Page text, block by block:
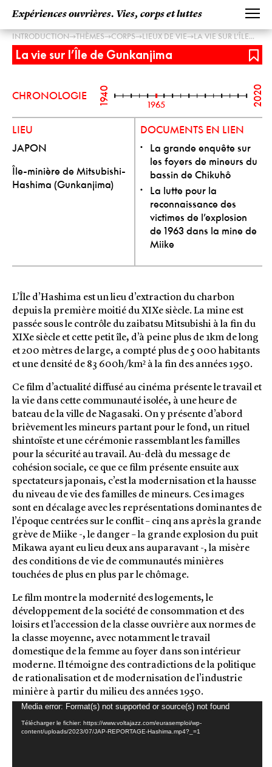
Expériences ouvrières. Vies, corps et luttes
INTRODUCTION→THÈMES→CORPS→LIEUX DE VIE→LA VIE SUR L’ÎLE...
La vie sur l’Île de Gunkanjima
CHRONOLOGIE 1940 1965 2020
LIEU
JAPON
Île-minière de Mitsubishi-
Hashima (Gunkanjima)
DOCUMENTS EN LIEN
La grande enquête sur
les foyers de mineurs du
bassin de Chikuhô
La lutte pour la
reconnaissance des
victimes de l’explosion
de 1963 dans la mine de
Miike
L’Île d’Hashima est un lieu d’extraction du charbon
depuis la première moitié du XIXe siècle. La mine est
passée sous le contrôle du zaibatsu Mitsubishi à la fin du
XIXe siècle et cette petit île, d’à peine plus de 1km de long
et 200 mètres de large, a compté plus de 5 000 habitants
et une densité de 83 600h/km² à la fin des années 1950.
Ce film d’actualité diffusé au cinéma présente le travail et
la vie dans cette communauté isolée, à une heure de
bateau de la ville de Nagasaki. On y présente d’abord
brièvement les mineurs partant pour le fond, un rituel
shintoïste et une cérémonie rassemblant les familles
pour la sécurité au travail. Au-delà du message de
cohésion sociale, ce que ce film présente ensuite aux
spectateurs japonais, c’est la modernisation et la hausse
du niveau de vie des familles de mineurs. Ces images
sont en décalage avec les représentations dominantes de
l’époque centrées sur le conflit – cinq ans après la grande
grève de Miike -, le danger – la grande explosion du puit
Mikawa ayant eu lieu deux ans auparavant -, la misère
des conditions de vie de communautés minières
touchées de plus en plus par le chômage.
Le film montre la modernité des logements, le
développement de la société de consommation et des
loisirs et l’accession de la classe ouvrière aux normes de
la classe moyenne, avec notamment le travail
domestique de la femme au foyer dans son intérieur
moderne. Il témoigne des contradictions de la politique
de rationalisation et de modernisation de l’industrie
minière à partir du milieu des années 1950.
Lecteur
vidéo
Media error: Format(s) not supported or source(s) not found
Télécharger le fichier: https://www.voltajazz.com/eurasemploi/wp-
content/uploads/2023/07/JAP-REPORTAGE-Hashima.mp4?_=1